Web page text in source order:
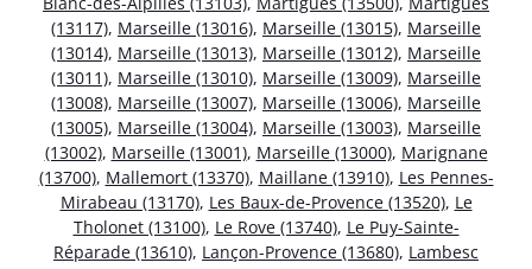
(13117), Marseille (13016), Marseille (13015), Marseille
(13014), Marseille (13013), Marseille (13012), Marseille
(13011), Marseille (13010), Marseille (13009), Marseille
(13008), Marseille (13007), Marseille (13006), Marseille
(13005), Marseille (13004), Marseille (13003), Marseille
(13002), Marseille (13001), Marseille (13000), Marignane
(13700), Mallemort (13370), Maillane (13910), Les Pennes-
Mirabeau (13170), Les Baux-de-Provence (13520), Le
Tholonet (13100), Le Rove (13740), Le Puy-Sainte-
Réparade (13610), Lançon-Provence (13680), Lambesc